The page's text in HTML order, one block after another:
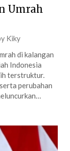
Umrah
Kiky
di kalangan
Indonesia
terstruktur.
perubahan